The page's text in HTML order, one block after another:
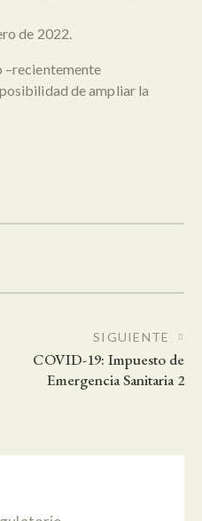
de 2022.
–recientemente
de ampliar la
SIGUIENTE
COVID-19: Impuesto de
Emergencia Sanitaria 2